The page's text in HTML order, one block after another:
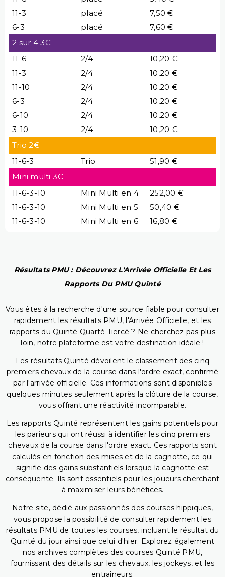
11-3
placé
7,50 €
6-3
placé
7,60 €
2 sur 4 3€
11-6
2/4
10,20 €
11-3
2/4
10,20 €
11-10
2/4
10,20 €
6-3
2/4
10,20 €
6-10
2/4
10,20 €
3-10
2/4
10,20 €
Trio 2€
11-6-3
Trio
51,90 €
Mini multi 3€
11-6-3-10
Mini Multi en 4
252,00 €
11-6-3-10
Mini Multi en 5
50,40 €
11-6-3-10
Mini Multi en 6 16,80 €
Résultats PMU : Découvrez L'Arrivée Officielle Et Les
Rapports Du PMU Quinté
Vous êtes à la recherche d'une source fiable pour consulter
rapidement les résultats PMU, l'Arrivée Officielle, et les
rapports du Quinté Quarté Tiercé ? Ne cherchez pas plus
loin, notre plateforme est votre destination idéale !
Les résultats Quinté dévoilent le classement des cinq
premiers chevaux de la course dans l'ordre exact, confirmé
par l'arrivée officielle. Ces informations sont disponibles
quelques minutes seulement après la clôture de la course,
vous offrant une réactivité incomparable.
Les rapports Quinté représentent les gains potentiels pour
les parieurs qui ont réussi à identifier les cinq premiers
chevaux de la course dans l'ordre exact. Ces rapports sont
calculés en fonction des mises et de la cagnotte, ce qui
signifie des gains substantiels lorsque la cagnotte est
conséquente. Ils sont essentiels pour les joueurs cherchant
à maximiser leurs bénéfices.
Notre site, dédié aux passionnés des courses hippiques,
vous propose la possibilité de consulter rapidement les
résultats PMU de toutes les courses, incluant le résultat du
Quinté du jour ainsi que celui d'hier. Explorez également
nos archives complètes des courses Quinté PMU,
fournissant des détails sur les chevaux, les jockeys, et les
entraîneurs.